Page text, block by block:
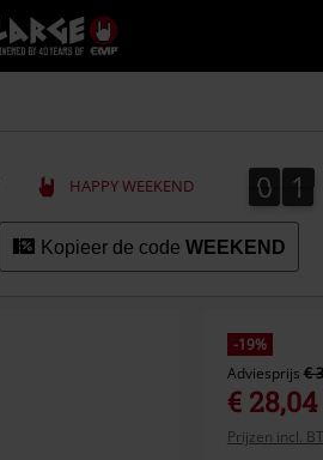
Large
–
Muziek-,
+
kleding
HAPPY WEEKEND 0
0 1
1
Kopieer de code WEEKEND
-19%
Adviesprijs €
€ 28,04
Prijzen incl.